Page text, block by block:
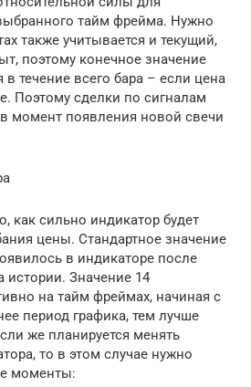
тайм фрейма. Нужно
также учитывается и текущий,
поэтому конечное значение
течение всего бара – если цена
Поэтому сделки по сигналам
момент появления новой свечи
как сильно индикатор будет
цены. Стандартное значение
в индикаторе после
истории. Значение 14
на тайм фреймах, начиная с
период графика, тем лучше
же планируется менять
то в этом случае нужно
моменты: